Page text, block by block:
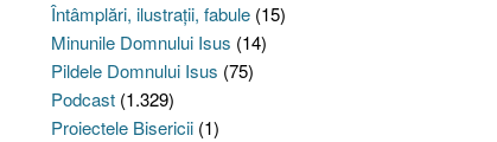
Întâmplări, ilustraţii, fabule(15)
Minunile Domnului Isus (14)
Pildele Domnului Isus (75)
Podcast(1.329)
Proiectele Bisericii(1)